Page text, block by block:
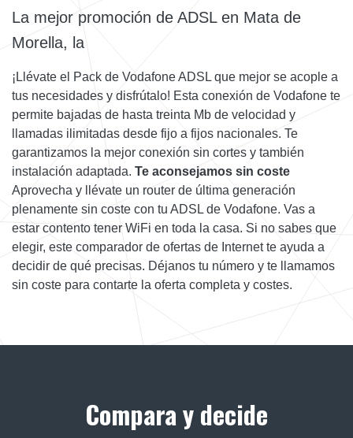
La mejor promoción de ADSL en Mata de
Morella, la
¡Llévate el Pack de Vodafone ADSL que mejor se acople a
tus necesidades y disfrútalo! Esta conexión de Vodafone te
permite bajadas de hasta treinta Mb de velocidad y
llamadas ilimitadas desde fijo a fijos nacionales. Te
garantizamos la mejor conexión sin cortes y también
instalación adaptada. Te aconsejamos sin coste
Aprovecha y llévate un router de última generación
plenamente sin coste con tu ADSL de Vodafone. Vas a
estar contento tener WiFi en toda la casa. Si no sabes que
elegir, este comparador de ofertas de Internet te ayuda a
decidir de qué precisas. Déjanos tu número y te llamamos
sin coste para contarte la oferta completa y costes.
Compara y decide